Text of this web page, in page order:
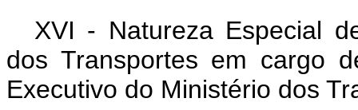
XVI - Natureza Especial
dos Transportes em cargo
Executivo do Ministério dos